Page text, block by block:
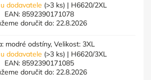
dodavatele (>3 ks) | H6620/2XL
EAN: 8592390171078
doručit do: 22.8.2026
modré odstíny, Velikost: 3XL
dodavatele (>3 ks) | H6620/3XL
EAN: 8592390171085
doručit do: 22.8.2026